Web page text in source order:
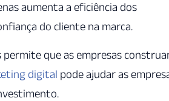
aumenta a eficiência dos
do cliente na marca.
permite que as empresas
digital pode ajudar as